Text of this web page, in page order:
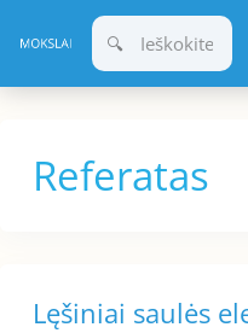
prie
turinio
Referatas
Lęšiniai saulės